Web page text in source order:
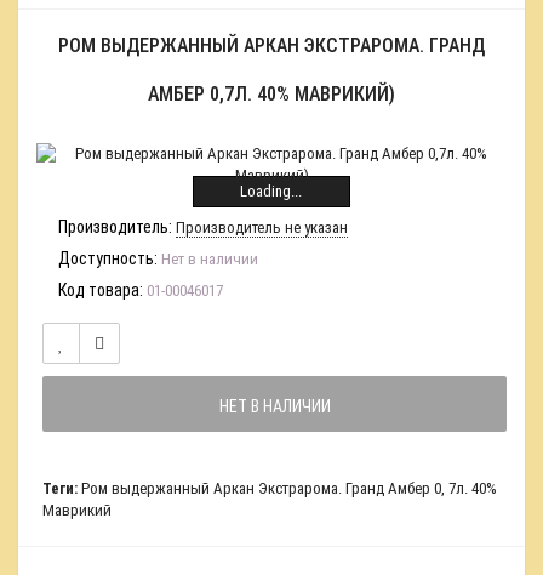
РОМ ВЫДЕРЖАННЫЙ АРКАН ЭКСТРАРОМА. ГРАНД
АМБЕР 0,7Л. 40% МАВРИКИЙ)
Loading...
Производитель: Производитель не указан
Доступность: Нет в наличии
Код товара: 01-00046017
НЕТ В НАЛИЧИИ
Теги: Ром выдержанный Аркан Экстрарома. Гранд Амбер 0, 7л. 40%
Маврикий